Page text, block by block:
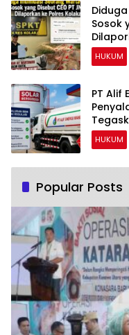
Sosok
HUKUM
PT Alif
HUKUM
Popular Posts